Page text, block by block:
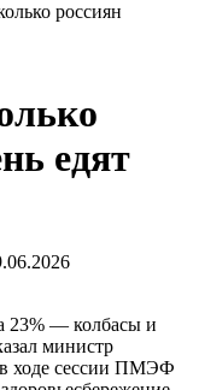
россиян
едят
23% — колбасы и
министр
ходе сессии ПМЭФ